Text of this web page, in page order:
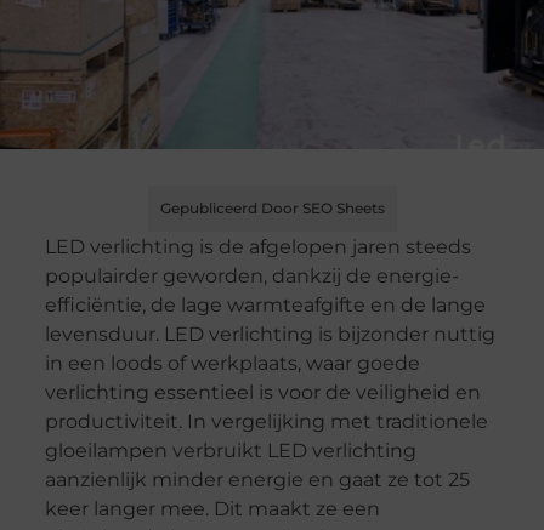
Gepubliceerd Door SEO Sheets
LED verlichting is de afgelopen jaren steeds
populairder geworden, dankzij de energie-
efficiëntie, de lage warmteafgifte en de lange
levensduur. LED verlichting is bijzonder nuttig
in een loods of werkplaats, waar goede
verlichting essentieel is voor de veiligheid en
productiviteit. In vergelijking met traditionele
gloeilampen verbruikt LED verlichting
aanzienlijk minder energie en gaat ze tot 25
keer langer mee. Dit maakt ze een